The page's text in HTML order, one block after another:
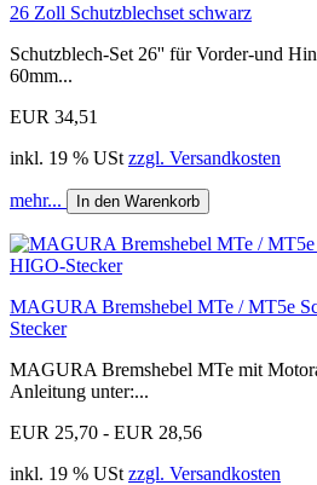
26 Zoll Schutzblechset schwarz
Schutzblech-Set 26'' für Vorder-und
60mm...
EUR 34,51
inkl. 19 % USt zzgl. Versandkosten
mehr... In den Warenkorb
MAGURA Bremshebel MTe / MT5e
Stecker
MAGURA Bremshebel MTe mit
Anleitung unter:...
EUR 25,70 - EUR 28,56
inkl. 19 % USt zzgl. Versandkosten